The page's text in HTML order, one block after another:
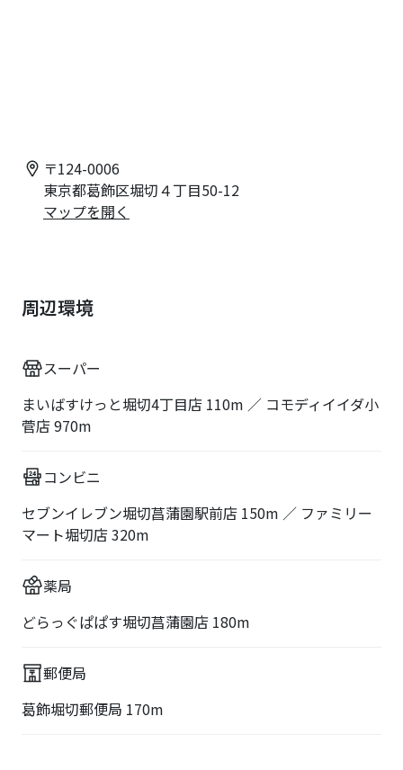
〒124-0006
東京都葛飾区堀切４丁目50-12
マップを開く
周辺環境
スーパー
まいばすけっと堀切4丁目店 110m ／ コモディイイダ小
菅店 970m
コンビニ
セブンイレブン堀切菖蒲園駅前店 150m ／ ファミリー
マート堀切店 320m
薬局
どらっぐぱぱす堀切菖蒲園店 180m
郵便局
葛飾堀切郵便局 170m